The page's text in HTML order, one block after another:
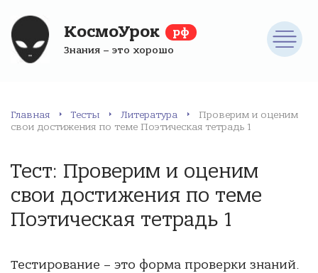
КосмоУрок рф
Знания – это хорошо
Главная Тесты Литература
Проверим и оценим
свои достижения по теме Поэтическая тетрадь 1
Тест: Проверим и оценим
свои достижения по теме
Поэтическая тетрадь 1
Тестирование – это форма проверки знаний.